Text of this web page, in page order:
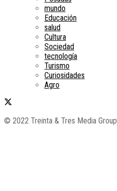
mundo
Educación
salud
Cultura
Sociedad
tecnología
Turismo
Curiosidades
Agro
© 2022 Treinta & Tres Media Group